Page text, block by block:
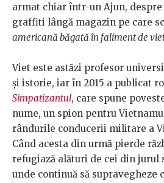
armat chiar într-un Ajun,
graffiti lângă magazin pe care
americană băgată în faliment de
Viet este astăzi profesor
și istorie, iar în 2015 a publicat
Simpatizantul, care spune
nume, un spion pentru
rândurile conducerii militare a
Când acesta din urmă pierde
refugiază alături de cei din jurul
unde continuă să supravegheze